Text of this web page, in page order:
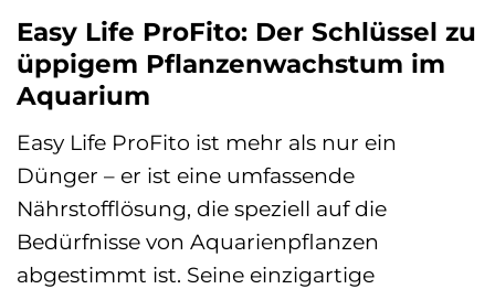
Easy Life ProFito: Der Schlüssel zu
üppigem Pflanzenwachstum im
Aquarium
Easy Life ProFito ist mehr als nur ein
Dünger – er ist eine umfassende
Nährstofflösung, die speziell auf die
Bedürfnisse von Aquarienpflanzen
abgestimmt ist. Seine einzigartige